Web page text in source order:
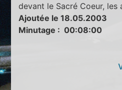
devant le Sacré Coeur, les
Ajoutée le 18.05.2003
Minutage : 00:08:00